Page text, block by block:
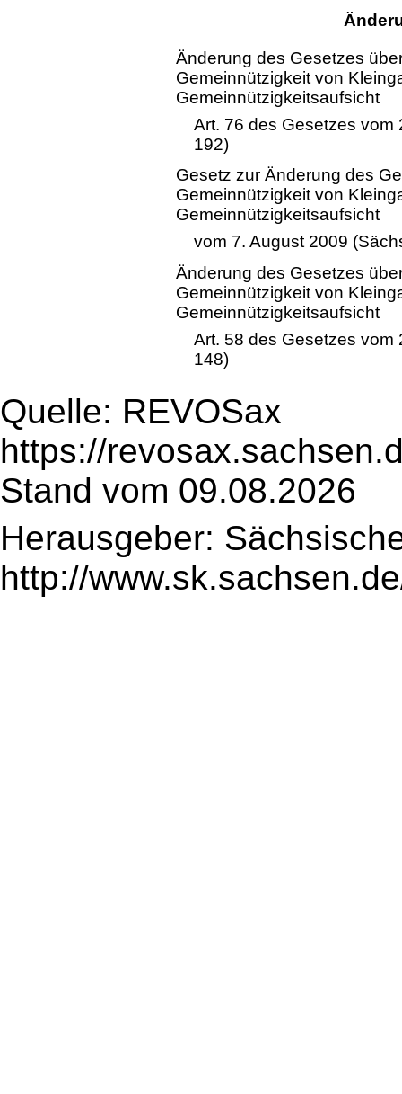
Änderung des Gesetzes
Gemeinnützigkeit von
Gemeinnützigkeitsaufsicht
Art. 76 des Gesetzes vom
192)
Gesetz zur Änderung des
Gemeinnützigkeit von
Gemeinnützigkeitsaufsicht
vom 7. August 2009
Änderung des Gesetzes
Gemeinnützigkeit von
Gemeinnützigkeitsaufsicht
Art. 58 des Gesetzes vom
148)
Quelle: REVOSax
https://
Stand vom 09.08.2026
Herausgeber:
http://